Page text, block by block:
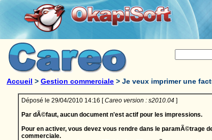
Accueil > Gestion commerciale > Je veux imprimer une
Déposé le 29/04/2010 14:16 [Careo version : s2010.04 ]
Par dÃ©faut, aucun document n'est actif pour les impressions.
Pour en activer, vous devez vous rendre dans le paramÃ©trage
commerciale.